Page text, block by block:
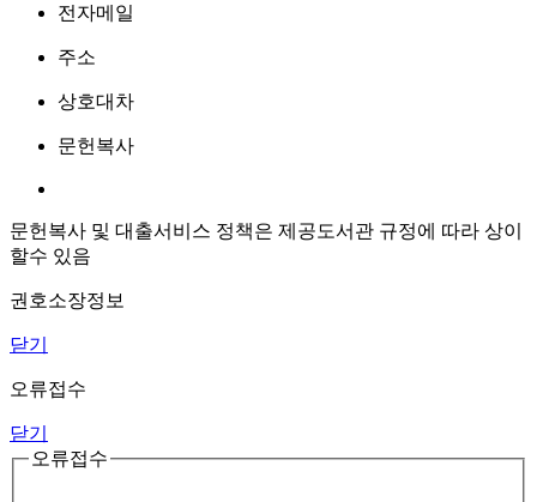
전자메일
주소
상호대차
문헌복사
문헌복사 및 대출서비스 정책은 제공도서관 규정에 따라 상이
할수 있음
권호소장정보
닫기
오류접수
닫기
오류접수